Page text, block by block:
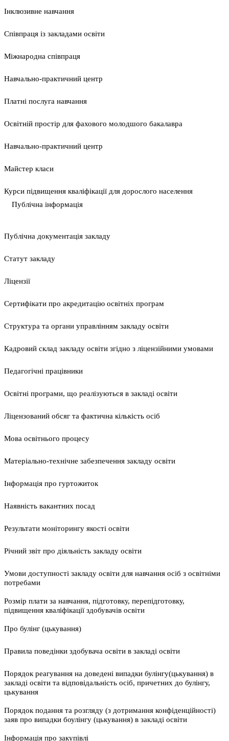
Інклюзивне навчання
Співпраця із закладами освіти
Міжнародна співпраця
Навчально-практичний центр
Платні послуга навчання
Освітній простір для фахового молодшого бакалавра
Навчально-практичний центр
Майстер класи
Курси підвищення кваліфікації для дорослого населення
Публічна інформація
Публічна документація закладу
Статут закладу
Ліцензії
Сертифікати про акредитацію освітніх програм
Структура та органи управлінням закладу освіти
Кадровий склад закладу освіти згідно з ліцензійними умовами
Педагогічні працівники
Освітні програми, що реалізуються в закладі освіти
Ліцензований обсяг та фактична кількість осіб
Мова освітнього процесу
Матеріально-технічне забезпечення закладу освіти
Інформація про гуртожиток
Наявність вакантних посад
Результати моніторингу якості освіти
Річний звіт про діяльність закладу освіти
Умови доступності закладу освіти для навчання осіб з освітніми
потребами
Розмір плати за навчання, підготовку, перепідготовку,
підвищення кваліфікації здобувачів освіти
Про булінг (цькування)
Правила поведінки здобувача освіти в закладі освіти
Порядок реагування на доведені випадки булінгу(цькування) в
закладі освіти та відповідальність осіб, причетних до булінгу,
цькування
Порядок подання та розгляду (з дотримання конфіденційності)
заяв про випадки боулінгу (цькування) в закладі освіти
Інформація про закупівлі